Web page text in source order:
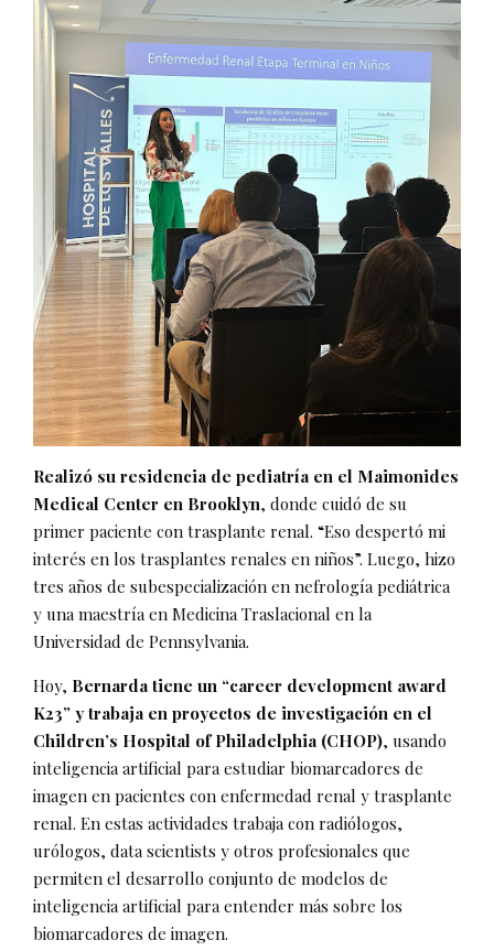
Realizó su residencia de pediatría en el Maimonides
Medical Center en Brooklyn, donde cuidó de su
primer paciente con trasplante renal. “Eso despertó mi
interés en los trasplantes renales en niños”. Luego, hizo
tres años de subespecialización en nefrología pediátrica
y una maestría en Medicina Traslacional en la
Universidad de Pennsylvania.
Hoy, Bernarda tiene un “career development award
K23” y trabaja en proyectos de investigación en el
Children’s Hospital of Philadelphia (CHOP), usando
inteligencia artificial para estudiar biomarcadores de
imagen en pacientes con enfermedad renal y trasplante
renal. En estas actividades trabaja con radiólogos,
urólogos, data scientists y otros profesionales que
permiten el desarrollo conjunto de modelos de
inteligencia artificial para entender más sobre los
biomarcadores de imagen.